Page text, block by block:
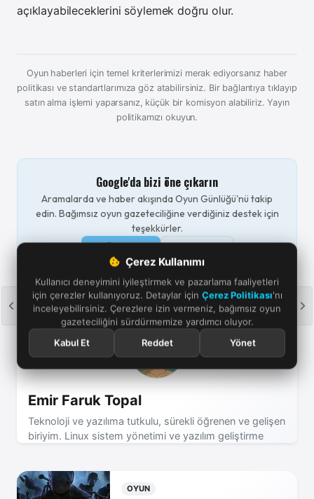
Çerez Kullanımı
Kullanıcı deneyimini iyileştirmek ve pazarlama faaliyetleri
için çerezler kullanıyoruz. Detaylar için Çerez Politikası'nı
inceleyebilirsiniz. Çerezlere izin vermeniz, bağımsız oyun
gazeteciliğini sürdürmemize yardımcı oluyor.
Kabul Et
Reddet Yönet
açıklayabileceklerini söylemek doğru olur.
Oyun haberleri için temel kriterlerimizi merak ediyorsanız haber
politikası ve standartlarımıza göz atabilirsiniz. Bir bağlantıya tıklayıp
satın alma işlemi yaparsanız, küçük bir komisyon alabiliriz.Yayın
politikamızı okuyun.
Google'da bizi öne çıkarın
Aramalarda ve haber akışında Oyun Günlüğü'nü takip
edin. Bağımsız oyun gazeteciliğine verdiğiniz destek için
teşekkürler.
Emir Faruk Topal
Teknoloji ve yazılıma tutkulu, sürekli öğrenen ve gelişen
biriyim. Linux sistem yönetimi ve yazılım geliştirme
zorlamayı seviyorum.
OYUN